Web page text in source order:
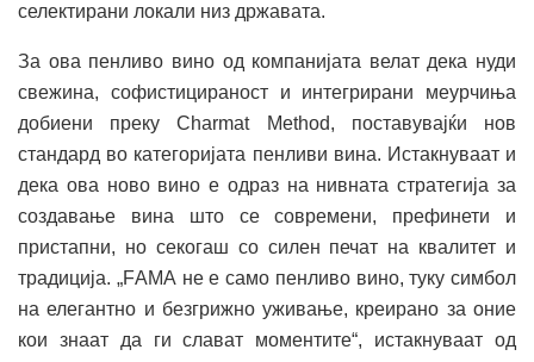
селектирани локали низ државата.
За ова пенливо вино од компанијата велат дека нуди
свежина, софистицираност и интегрирани меурчиња
добиени преку Charmat Method, поставувајќи нов
стандард во категоријата пенливи вина. Истакнуваат и
дека ова ново вино е одраз на нивната стратегија за
создавање вина што се современи, префинети и
пристапни, но секогаш со силен печат на квалитет и
традиција. „FАМА не е само пенливо вино, туку симбол
на елегантно и безгрижно уживање, креирано за оние
кои знаат да ги слават моментите“, истакнуваат од